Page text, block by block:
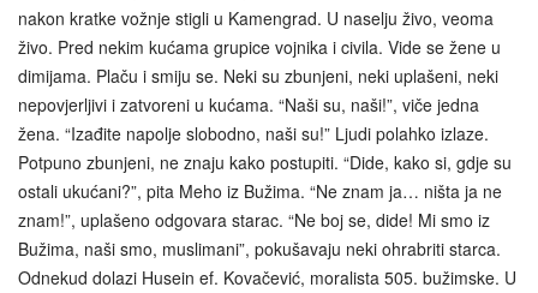
nakon kratke vožnje stigli u Kamengrad. U naselju živo, veoma
živo. Pred nekim kućama grupice vojnika i civila. Vide se žene u
dimijama. Plaču i smiju se. Neki su zbunjeni, neki uplašeni, neki
nepovjerljivi i zatvoreni u kućama. “Naši su, naši!”, viče jedna
žena. “Izađite napolje slobodno, naši su!” Ljudi polahko izlaze.
Potpuno zbunjeni, ne znaju kako postupiti. “Dide, kako si, gdje su
ostali ukućani?”, pita Meho iz Bužima. “Ne znam ja… ništa ja ne
znam!”, uplašeno odgovara starac. “Ne boj se, dide! Mi smo iz
Bužima, naši smo, muslimani”, pokušavaju neki ohrabriti starca.
Odnekud dolazi Husein ef. Kovačević, moralista 505. bužimske. U